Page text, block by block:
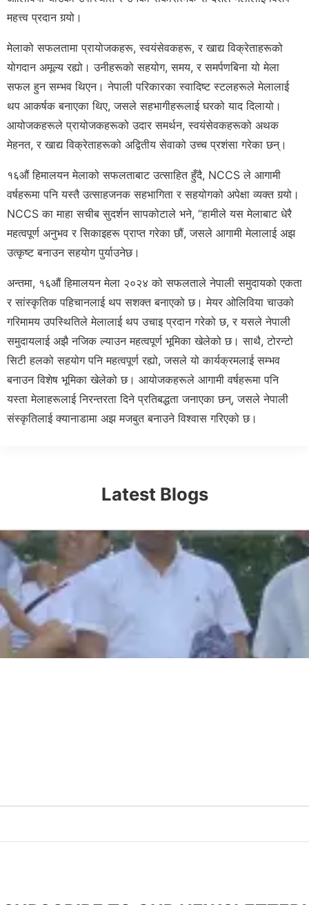
महत्त्व प्रदान गर्‍यो।
मेलाको सफलतामा प्रायोजकहरू, स्वयंसेवकहरू, र खाद्य विक्रेताहरूको
योगदान अमूल्य रह्यो। उनीहरूको सहयोग, समय, र समर्पणबिना यो मेला
सफल हुन सम्भव थिएन। नेपाली परिकारका स्वादिष्ट स्टलहरूले मेलालाई
थप आकर्षक बनाएका थिए, जसले सहभागीहरूलाई घरको याद दिलायो।
आयोजकहरूले प्रायोजकहरूको उदार समर्थन, स्वयंसेवकहरूको अथक
मेहनत, र खाद्य विक्रेताहरूको अद्वितीय सेवाको उच्च प्रशंसा गरेका छन्।
१६औं हिमालयन मेलाको सफलताबाट उत्साहित हुँदै, NCCS ले आगामी
वर्षहरूमा पनि यस्तै उत्साहजनक सहभागिता र सहयोगको अपेक्षा व्यक्त गर्‍यो।
NCCS का माहा सचीब सुदर्शन सापकोटाले भने, “हामीले यस मेलाबाट धेरै
महत्वपूर्ण अनुभव र सिकाइहरू प्राप्त गरेका छौं, जसले आगामी मेलालाई अझ
उत्कृष्ट बनाउन सहयोग पुर्याउनेछ।
अन्तमा, १६औं हिमालयन मेला २०२४ को सफलताले नेपाली समुदायको एकता
र सांस्कृतिक पहिचानलाई थप सशक्त बनाएको छ। मेयर ओलिविया चाउको
गरिमामय उपस्थितिले मेलालाई थप उचाइ प्रदान गरेको छ, र यसले नेपाली
समुदायलाई अझै नजिक ल्याउन महत्वपूर्ण भूमिका खेलेको छ। साथै, टोरन्टो
सिटी हलको सहयोग पनि महत्वपूर्ण रह्यो, जसले यो कार्यक्रमलाई सम्भव
बनाउन विशेष भूमिका खेलेको छ। आयोजकहरूले आगामी वर्षहरूमा पनि
यस्ता मेलाहरूलाई निरन्तरता दिने प्रतिबद्धता जनाएका छन्, जसले नेपाली
संस्कृतिलाई क्यानाडामा अझ मजबुत बनाउने विश्वास गरिएको छ।
Latest Blogs